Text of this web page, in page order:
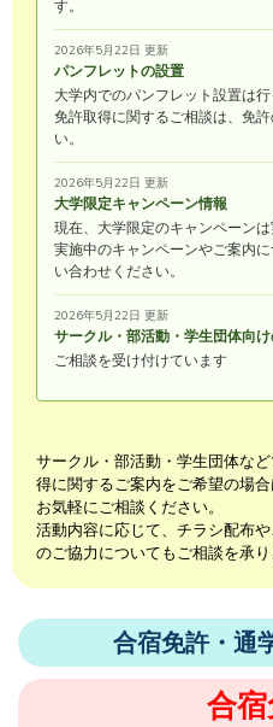
す。
2026年5月22日 更新
パンフレットの設置
大学内でのパンフレット設置は行
免許取得に関するご相談は、免
い。
2026年5月22日 更新
大学限定キャンペーン情報
現在、大学限定のキャンペーンは
実施中のキャンペーンやご案内
い合わせください。
2026年5月22日 更新
サークル・部活動・学生団体向
ご相談を受け付けています
サークル・部活動・学生団体な
得に関するご案内をご希望の場合
お気軽にご相談ください。
活動内容に応じて、チラシ配布
のご協力についてもご相談を承り
合宿免許・通
合